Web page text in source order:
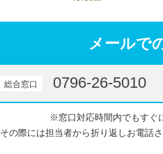
メールで
総合窓口 0796-26-5010
※窓口対応時間内でもすぐ
その際には担当者から折り返しお電話